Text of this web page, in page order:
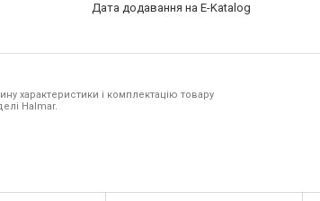
Дата додавання на E-Katalog
характеристики і комплектацію товару
Halmar.